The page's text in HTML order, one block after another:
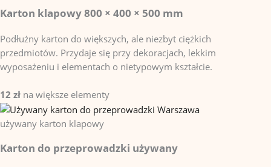
Karton klapowy 800 × 400 × 500 mm
Podłużny karton do większych, ale niezbyt ciężkich
przedmiotów. Przydaje się przy dekoracjach, lekkim
wyposażeniu i elementach o nietypowym kształcie.
12 zł na większe elementy
używany karton klapowy
Karton do przeprowadzki używany